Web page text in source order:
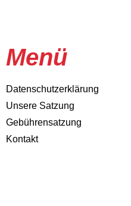
Menü
Datenschutzerklärung
Unsere Satzung
Gebührensatzung
Kontakt